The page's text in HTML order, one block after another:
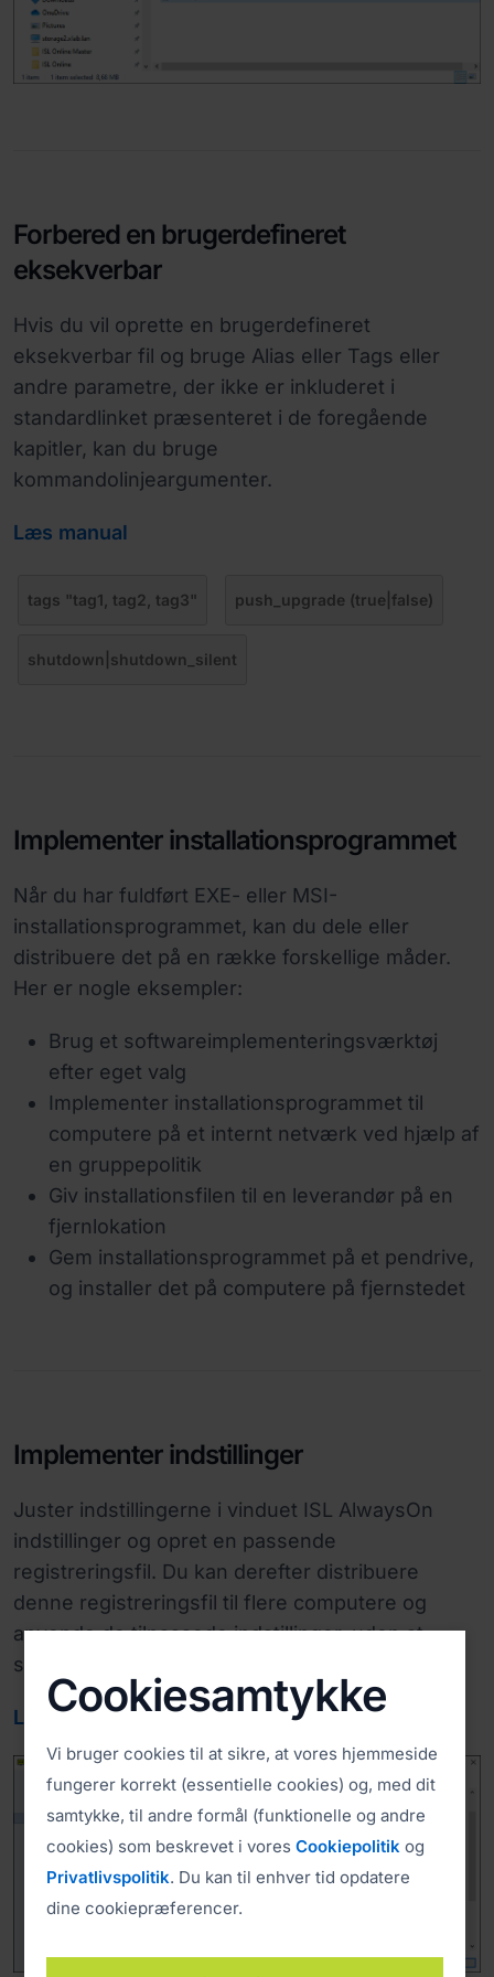
Forbered en brugerdefineret
eksekverbar
Hvis du vil oprette en brugerdefineret
eksekverbar fil og bruge Alias eller Tags eller
andre parametre, der ikke er inkluderet i
standardlinket præsenteret i de foregående
kapitler, kan du bruge
kommandolinjeargumenter.
Læs manual
tags "tag1, tag2, tag3" push_upgrade (true|false)
shutdown|shutdown_silent
Implementer installationsprogrammet
Når du har fuldført EXE- eller MSI-
installationsprogrammet, kan du dele eller
distribuere det på en række forskellige måder.
Her er nogle eksempler:
Brug et softwareimplementeringsværktøj
efter eget valg
Implementer installationsprogrammet til
computere på et internt netværk ved hjælp af
en gruppepolitik
Giv installationsfilen til en leverandør på en
fjernlokation
Gem installationsprogrammet på et pendrive,
og installer det på computere på fjernstedet
Implementer indstillinger
Juster indstillingerne i vinduet ISL AlwaysOn
indstillinger og opret en passende
registreringsfil. Du kan derefter distribuere
denne registreringsfil til flere computere og
anvende de tilpassede indstillinger, uden at
skulle gøre dette manuelt på hver computer.
Læs manual  Se video (3:22)
Cookiesamtykke
Vi bruger cookies til at sikre, at vores hjemmeside
fungerer korrekt (essentielle cookies) og, med dit
samtykke, til andre formål (funktionelle og andre
cookies) som beskrevet i vores Cookiepolitik og
Privatlivspolitik. Du kan til enhver tid opdatere
dine cookiepræferencer.